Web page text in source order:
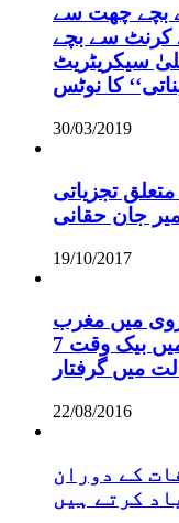
بچے چھت سے
کرنٹ سے بچے
سیکریٹریٹ
کا نوٹس
30/03/2019
تجزیاتی
جان حقانی
19/10/2017
میں مغرب
کو بھی شرما کر رکھ دیا: لندن میں بیک وقت 7
میں گرفتار
22/08/2016
کے دوران
یاد کرتے ہیں